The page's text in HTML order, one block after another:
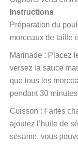
Instructions
Préparation du
morceaux de taille
Marinade : Placez
versez la sauce
que tous les
pendant 30
Cuisson : Faites
ajoutez l’huile de
sésame, vous